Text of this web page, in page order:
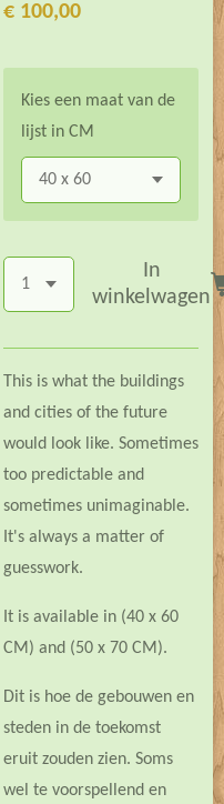
€ 100,00
Kies een maat van de
lijst in CM
In
winkelwagen
This is what the buildings
and cities of the future
would look like. Sometimes
too predictable and
sometimes unimaginable.
It's always a matter of
guesswork.
It is available in (40 x 60
CM) and (50 x 70 CM).
Dit is hoe de gebouwen en
steden in de toekomst
eruit zouden zien. Soms
wel te voorspellend en